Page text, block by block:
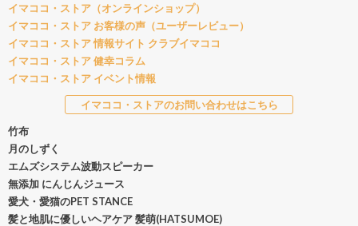
イマココ・ストア（オンラインショップ）
イマココ・ストア お客様の声（ユーザーレビュー）
イマココ・ストア 情報サイト クラブイマココ
イマココ・ストア 健幸コラム
イマココ・ストア イベント情報
イマココ・ストアのお問い合わせはこちら
竹布
月のしずく
エムズシステム波動スピーカー
無添加 にんじんジュース
愛犬・愛猫のPET STANCE
髪と地肌に優しいヘアケア 髪萌(HATSUMOE)